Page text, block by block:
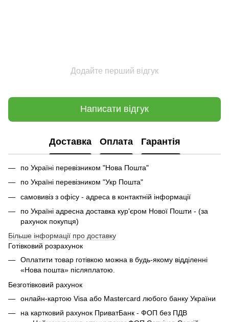
Додайте перший відгук
Написати відгук
Доставка Оплата Гарантія
по Україні перевізником "Нова Пошта"
по Україні перевізником "Укр Пошта"
самовивіз з офісу - адреса в контактній інформації
по Україні адресна доставка кур'єром Нової Пошти - (за
рахунок покупця)
Більше інформації про доставку
Готівковий розрахунок
Оплатити товар готівкою можна в будь-якому відділенні
«Нова пошта» післяплатою.
Безготівковий рахунок
онлайн-картою Visa або Mastercard любого банку України
на картковий рахунок ПриватБанк - ФОП без ПДВ